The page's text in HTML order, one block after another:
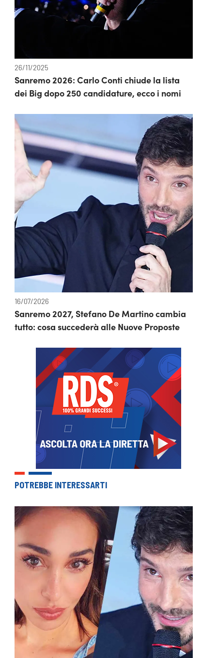
26/11/2025
Sanremo 2026: Carlo Conti chiude la lista
dei Big dopo 250 candidature, ecco i nomi
16/07/2026
Sanremo 2027, Stefano De Martino cambia
tutto: cosa succederà alle Nuove Proposte
POTREBBE INTERESSARTI